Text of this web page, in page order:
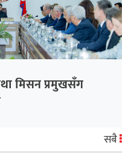
मिसन प्रमुखसँग
सबै